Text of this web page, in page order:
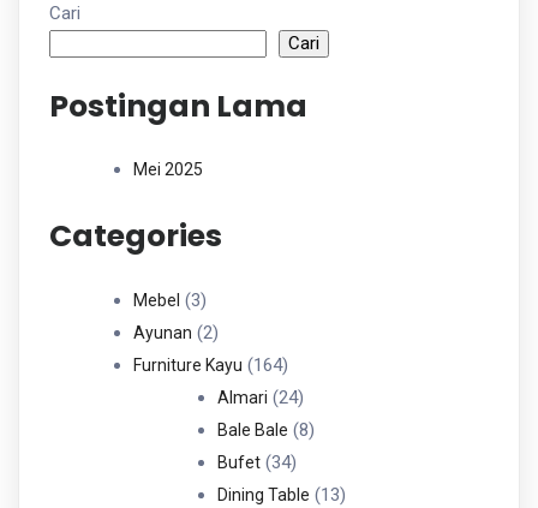
Cari
Cari
Postingan Lama
Mei 2025
Categories
Mebel 33
Produk
Ayunan 22
Produk
Furniture Kayu 164164
Produk
Almari 2424
Produk
Bale Bale 88
Bufet 3434
Produk
Dining Table 1313